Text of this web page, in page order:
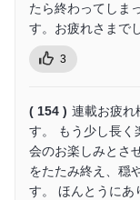
たら終わってしま
す。お疲れさまで
3
( 154 ) 連載お疲れ
す。 もう少し長く
会のお楽しみとさ
をたたみ終え、穏
す。 ほんとうにあ